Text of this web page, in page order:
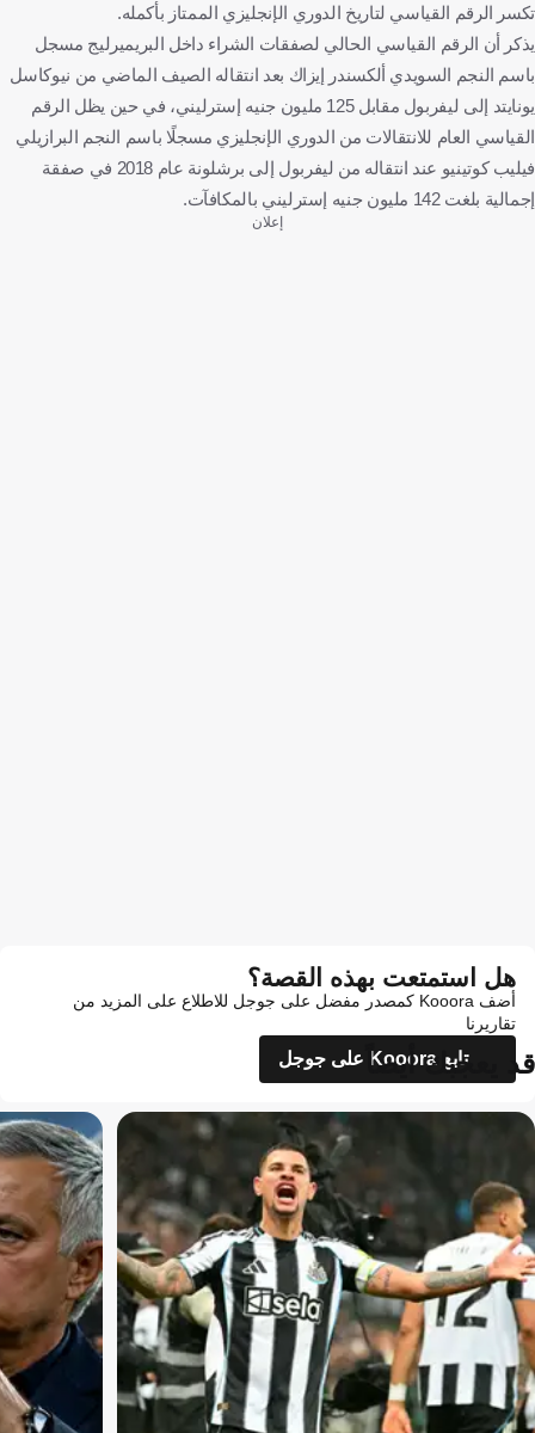
تكسر الرقم القياسي لتاريخ الدوري الإنجليزي الممتاز بأكمله.
يذكر أن الرقم القياسي الحالي لصفقات الشراء داخل البريميرليج مسجل
باسم النجم السويدي ألكسندر إيزاك بعد انتقاله الصيف الماضي من نيوكاسل
يونايتد إلى ليفربول مقابل 125 مليون جنيه إسترليني، في حين يظل الرقم
القياسي العام للانتقالات من الدوري الإنجليزي مسجلًا باسم النجم البرازيلي
فيليب كوتينيو عند انتقاله من ليفربول إلى برشلونة عام 2018 في صفقة
إجمالية بلغت 142 مليون جنيه إسترليني بالمكافآت.
إعلان
هل استمتعت بهذه القصة؟
أضف Kooora كمصدر مفضل على جوجل للاطلاع على المزيد من
تقاريرنا
تابع Kooora على جوجل
قد يعجبك أيضاً